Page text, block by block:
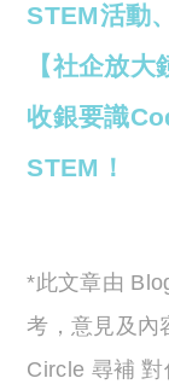
STEM活動
【社企放
收銀要識
STEM！
*此文章由
考，意見及內
Circle 尋補 對